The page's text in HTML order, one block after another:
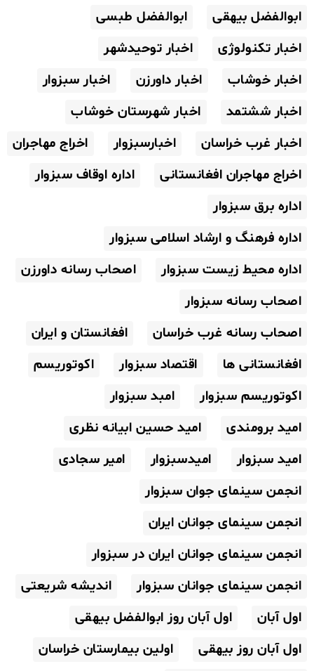
ابوالفضل بیهقی
ابوالفضل طبسی
اخبار تکنولوژی
اخبار توحیدشهر
اخبار خوشاب
اخبار داورزن
اخبار سبزوار
اخبار ششتمد
اخبار شهرستان خوشاب
اخبار غرب خراسان
اخبارسبزوار
اخراج مهاجران
اخراج مهاجران افغانستانی
اداره اوقاف سبزوار
اداره برق سبزوار
اداره فرهنگ و ارشاد اسلامی سبزوار
اداره محیط زیست سبزوار
اصحاب رسانه داورزن
اصحاب رسانه سبزوار
اصحاب رسانه غرب خراسان
افغانستان و ایران
افغانستانی ها
اقتصاد سبزوار
اکوتوریسم
اکوتوریسم سبزوار
امبد سبزوار
امید برومندی
امید حسین ابیانه نظری
امید سبزوار
امیدسبزوار
امیر سجادی
انجمن سینمای جوان سبزوار
انجمن سینمای جوانان ایران
انجمن سینمای جوانان ایران در سبزوار
انجمن سینمای جوانان سبزوار
اندیشه شریعتی
اول آبان
اول آبان روز ابوالفضل بیهقی
اول آبان روز بیهقی
اولین بیمارستان خراسان